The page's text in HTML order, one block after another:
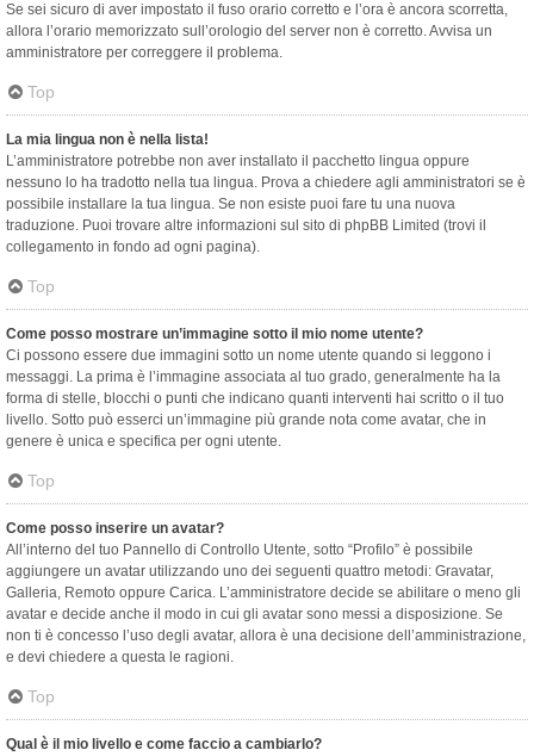
Se sei sicuro di aver impostato il fuso orario corretto e l’ora è ancora scorretta,
allora l’orario memorizzato sull’orologio del server non è corretto. Avvisa un
amministratore per correggere il problema.
Top
La mia lingua non è nella lista!
L’amministratore potrebbe non aver installato il pacchetto lingua oppure
nessuno lo ha tradotto nella tua lingua. Prova a chiedere agli amministratori se è
possibile installare la tua lingua. Se non esiste puoi fare tu una nuova
traduzione. Puoi trovare altre informazioni sul sito di phpBB Limited (trovi il
collegamento in fondo ad ogni pagina).
Top
Come posso mostrare un’immagine sotto il mio nome utente?
Ci possono essere due immagini sotto un nome utente quando si leggono i
messaggi. La prima è l’immagine associata al tuo grado, generalmente ha la
forma di stelle, blocchi o punti che indicano quanti interventi hai scritto o il tuo
livello. Sotto può esserci un’immagine più grande nota come avatar, che in
genere è unica e specifica per ogni utente.
Top
Come posso inserire un avatar?
All’interno del tuo Pannello di Controllo Utente, sotto “Profilo” è possibile
aggiungere un avatar utilizzando uno dei seguenti quattro metodi: Gravatar,
Galleria, Remoto oppure Carica. L’amministratore decide se abilitare o meno gli
avatar e decide anche il modo in cui gli avatar sono messi a disposizione. Se
non ti è concesso l’uso degli avatar, allora è una decisione dell’amministrazione,
e devi chiedere a questa le ragioni.
Top
Qual è il mio livello e come faccio a cambiarlo?